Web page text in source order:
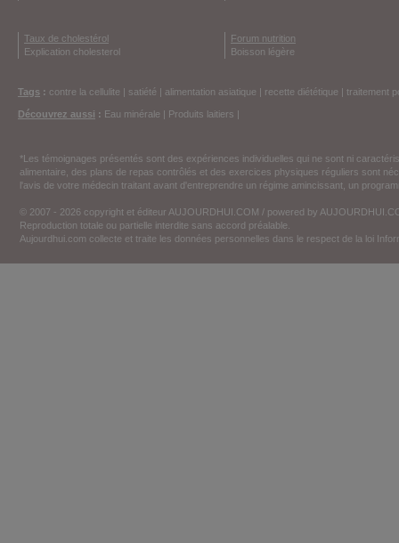
Taux de cholestérol
Explication cholesterol
Forum nutrition
Boisson légère
Tags : contre la cellulite | satiété | alimentation asiatique | recette diététique | traitement
Découvrez aussi : Eau minérale | Produits laitiers |
*Les témoignages présentés sont des expériences individuelles qui ne sont ni
alimentaire, des plans de repas contrôlés et des exercices physiques réguliers sont
l'avis de votre médecin traitant avant d'entreprendre un régime amincissant, un
© 2007 - 2026 copyright et éditeur AUJOURDHUI.COM / powered by
Reproduction totale ou partielle interdite sans accord préalable.
Aujourdhui.com collecte et traite les données personnelles dans le respect de la loi